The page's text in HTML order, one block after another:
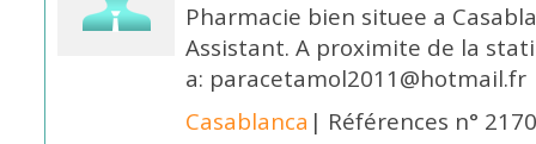
Pharmacie bien situee a
Assistant. A proximite de la
a: paracetamol2011@hotmail.fr
Casablanca | Références n°